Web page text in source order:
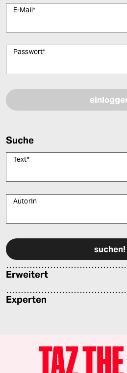
E-Mail*
Passwort*
Suche
Text*
AutorIn
Erweitert
Experten